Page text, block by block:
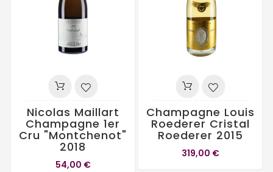
Nicolas Maillart
Champagne 1er
Cru "Montchenot"
2018
54,00 €
Champagne Louis
Roederer Cristal
Roederer 2015
319,00 €